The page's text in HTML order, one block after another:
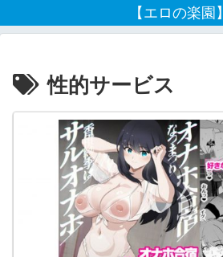
【エロの楽園】
性的サービス